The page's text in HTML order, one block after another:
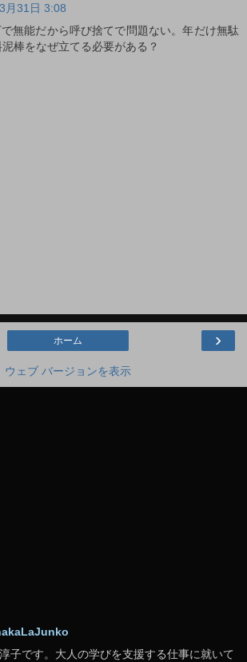
月31日 3:08
無能だから呼び捨てで問題ない。年だけ無駄
棒をなぜ立てる必要がある？
›
ホーム
ウェブ バージョンを表示
子です。大人の学びを支援する仕事に就いて